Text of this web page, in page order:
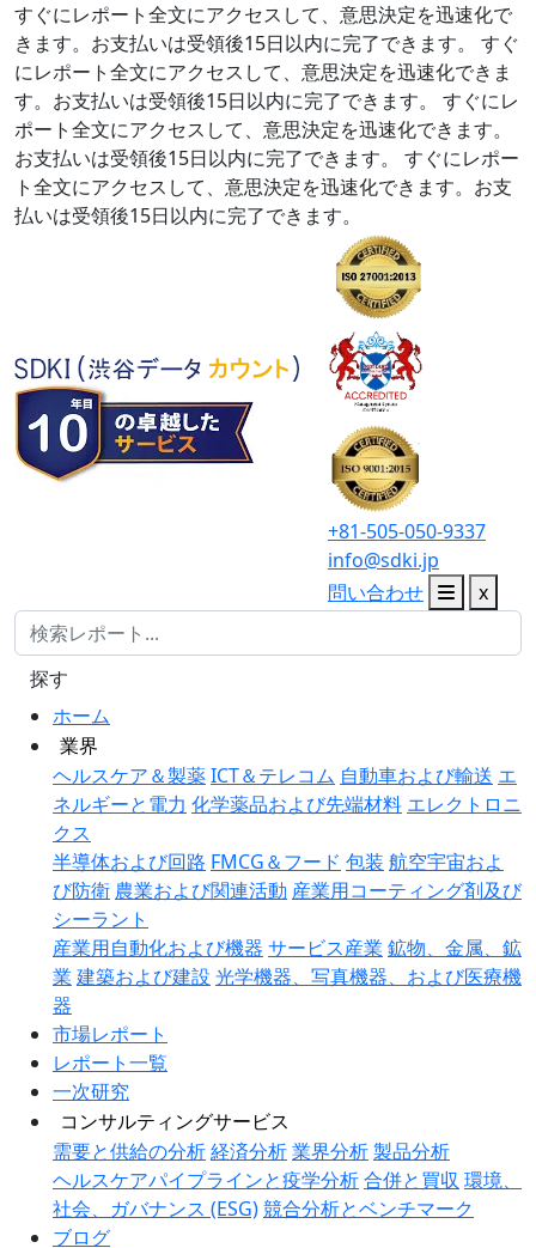
すぐにレポート全文にアクセスして、意思決定を迅速化で
きます。お支払いは受領後15日以内に完了できます。
すぐ
にレポート全文にアクセスして、意思決定を迅速化できま
す。お支払いは受領後15日以内に完了できます。
すぐにレ
ポート全文にアクセスして、意思決定を迅速化できます。
お支払いは受領後15日以内に完了できます。
すぐにレポー
ト全文にアクセスして、意思決定を迅速化できます。お支
払いは受領後15日以内に完了できます。
+81-505-050-9337
info@sdki.jp
問い合わせ
x
ホーム
業界
ヘルスケア＆製薬ICT＆テレコム 自動車および輸送 エ
ネルギーと電力 化学薬品および先端材料 エレクトロニ
クス
半導体および回路 FMCG＆フード 包装 航空宇宙およ
び防衛 農業および関連活動 産業用コーティング剤及び
シーラント
産業用自動化および機器 サービス産業 鉱物、金属、鉱
業 建築および建設 光学機器、写真機器、および医療機
器
市場レポート
レポート一覧
一次研究
コンサルティングサービス
需要と供給の分析経済分析業界分析製品分析
ヘルスケアパイプラインと疫学分析合併と買収 環境、
社会、ガバナンス (ESG)競合分析とベンチマーク
ブログ
探す